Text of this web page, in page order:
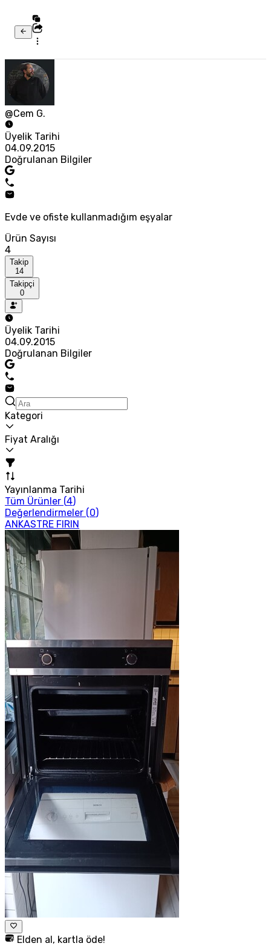
@Cem G.
Üyelik Tarihi
04.09.2015
Doğrulanan Bilgiler
Evde ve ofiste kullanmadığım eşyalar
Ürün Sayısı
4
Takip
14
Takipçi
0
Üyelik Tarihi
04.09.2015
Doğrulanan Bilgiler
Kategori
Fiyat Aralığı
Yayınlanma Tarihi
Tüm Ürünler (4)
Değerlendirmeler (0)
ANKASTRE FIRIN
Elden al, kartla öde!